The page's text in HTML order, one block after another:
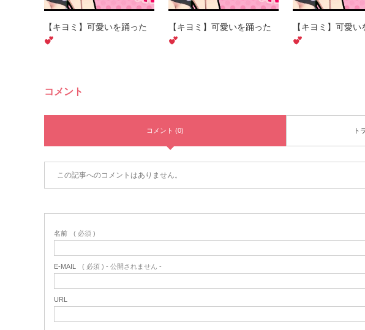
【キヨミ】可愛いを踊った 【キヨミ】可愛いを踊った 【キヨミ】可愛い
コメント
コメント (0) ト
この記事へのコメントはありません。
名前 ( 必須 )
E-MAIL ( 必須 ) - 公開されません -
URL